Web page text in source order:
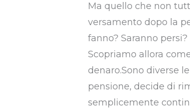
Ma quello che non
versamento dopo la
fanno? Saranno persi?
Scopriamo allora
denaro.Sono diverse
pensione, decide di
semplicemente